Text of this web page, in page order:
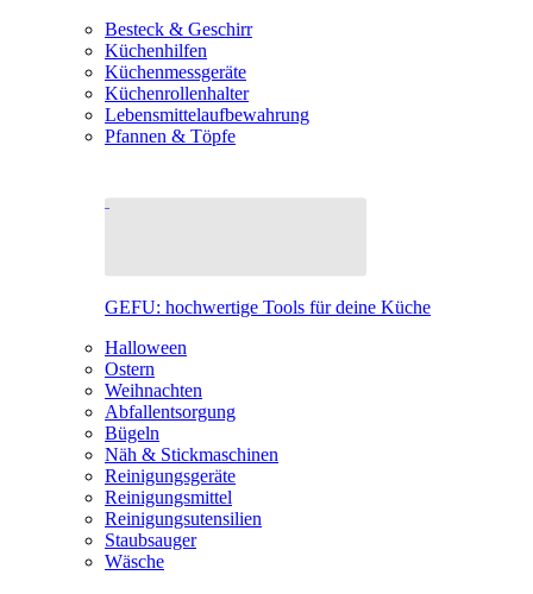
Besteck & Geschirr
Küchenhilfen
Küchenmessgeräte
Küchenrollenhalter
Lebensmittelaufbewahrung
Pfannen & Töpfe
GEFU: hochwertige Tools für deine Küche
Halloween
Ostern
Weihnachten
Abfallentsorgung
Bügeln
Näh & Stickmaschinen
Reinigungsgeräte
Reinigungsmittel
Reinigungsutensilien
Staubsauger
Wäsche